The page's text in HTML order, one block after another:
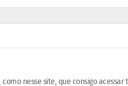
nesse site, que consigo